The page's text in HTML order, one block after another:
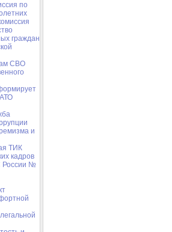
по
граждан
СВО
и
ТИК
кадров
России №